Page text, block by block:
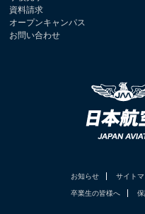
資料請求
オープンキャンパス
お問い合わせ
お知らせ サイト
卒業生の皆様へ